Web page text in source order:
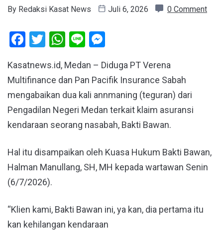
By Redaksi Kasat News Juli 6, 2026 0 Comment
Facebook
Twitter
WhatsApp
Line
Kasatnews.id, Medan – Diduga PT Verena
Multifinance dan Pan Pacifik Insurance Sabah
mengabaikan dua kali annmaning (teguran) dari
Pengadilan Negeri Medan terkait klaim asuransi
kendaraan seorang nasabah, Bakti Bawan.
Hal itu disampaikan oleh Kuasa Hukum Bakti Bawan,
Halman Manullang, SH, MH kepada wartawan Senin
(6/7/2026).
“Klien kami, Bakti Bawan ini, ya kan, dia pertama itu
kan kehilangan kendaraan